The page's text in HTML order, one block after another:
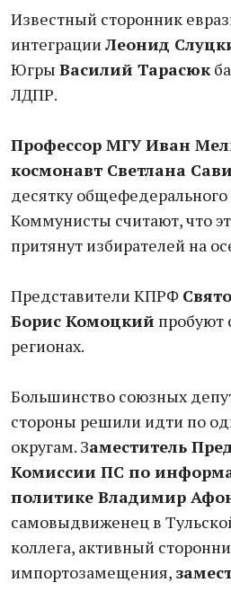
Известный сторонник
интеграции Леонид
Югры Василий Тарасюк
ЛДПР.
Профессор МГУ Иван
космонавт Светлана
десятку
Коммунисты считают, что
притянут избирателей на
Представители КПРФ
Борис Комоцкий пробуют
регионах.
Большинство союзных
стороны решили идти по
округам. Заместитель
Комиссии ПС по
политике Владимир
самовыдвиженец в
коллега, активный
импортозамещения,